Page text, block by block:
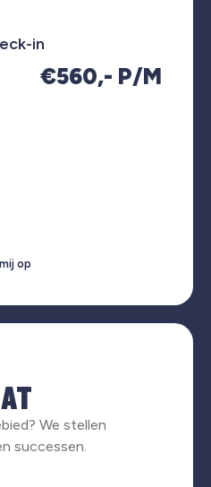
in
€560,- P/M
op
We stellen
successen.